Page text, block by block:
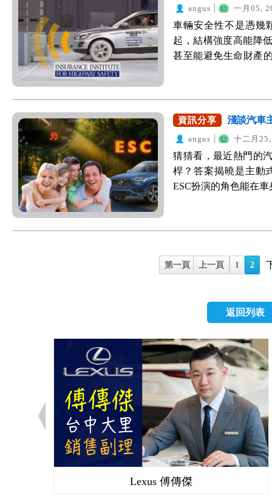
影像並儲存影樣檔
節，此時行車紀錄器
面，協助判斷責任歸
為何要裝行車紀錄器
片，這對於真相的還
點，行車紀錄器有以
證 (來源：https://
是行車紀錄器主要功
責，或被冠上一條「
錯，而是前車急煞、
速行駛、筆直於車道
公堂時更能站得住腳
並未發生碰撞，而是
證據，協助警方調
https://
因此假車禍的案例層
要嘛賠錢了事，要嘛
有行車紀錄器，除了
集團可笑的行徑，這
遇不理性駕駛行為之
v=qUGXRvz-FKw) 部
被誤解無不禮貌的嗆
車叫囂、拿出武器作
行車紀錄器除了記下
被害人的聲音都能完
https://
輪胎的毛細孔慢慢滲
時，往往已經低於標
胎壓的情況下就上路
TPMS？ 胎壓偵測系
義就是輪胎壓力檢測
上，後陸續導入卡車
胎壓偵測器，因此能
推出了原廠的胎壓偵
或是不足都會發出警
將訊號傳遞至車內的
作原理示意圖。 安裝
TPMS則是在事前出
生。 2.延長輪胎使用
壽命。 3.減少燃油消
昇輪胎消耗；而胎壓
會上升10%，因此使
護荷包。 4.避免車輛
響懸吊系統與煞車系
害。 TPMS的類型 胎
並非直接偵測胎壓數
轉速與其他輪胎的轉
皆胎壓不足，間接式
angus 一月05,
車輛安全性不是憑幾
起，結構強度高能降
甚至能避免生命財產
售之高入榜，提供給
IIHS是美國高速公路
部位於維吉尼亞州，
車保險參考，測試標
費者選購車輛安全性
擊測試內容項目相當
Safety Administration
速度撞擊車頭偏駕駛
64km/hr進行測試，不
固定障礙物，並以靠
更能反應真實行車時
目，多數現行車款
(100%、40%)的撞擊
能順利過關，而25%
小面積上，因此撞擊
是其他引擎零件皆有
加入了25%正面偏位
全測試。 測試成績
資訊分享 淺談汽車
angus 十二月
猜猜看，最近熱門的
桿？答案揭曉是主動
ESC扮演的角色能在
ESC；而台灣終於在
系統（Electronic
統。能提升車輛的安
失控狀態時，介入控
避免發生失控。 附
從(圖左)可以看到，在
後輪煞車，讓車頭受
(圖右)轉向過度之前，
旋，讓車頭相對向外
始偏離方向盤所指的
行減速。 各家車廠針
士Mercedes-Benz：
(Dynamic Stability
木Suzuki：VSC
ESP (Electronic
（Bosch）於1995年
第一頁 上一頁 1 2
返回列表
Lexus 傅傳傑